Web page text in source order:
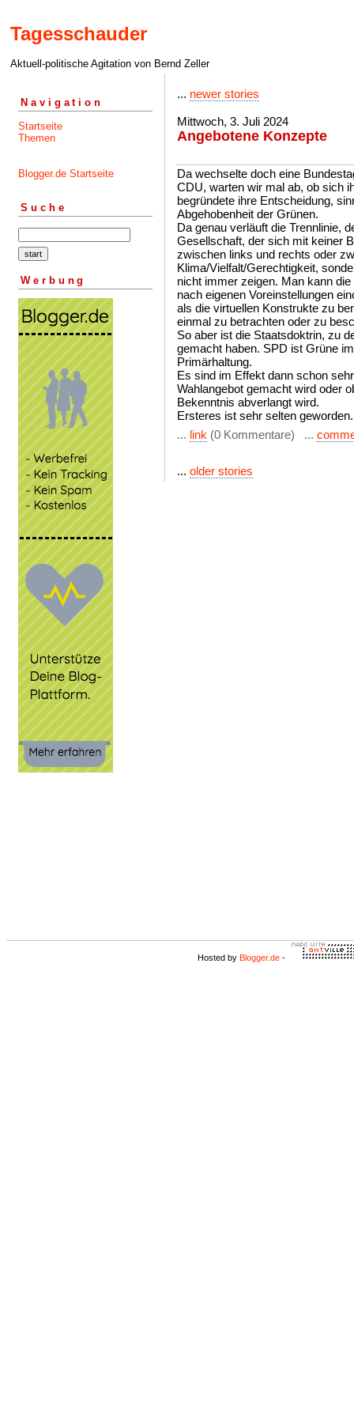
Tagesschauder
Aktuell-politische Agitation von Bernd Zeller
Navigation
Startseite
Themen
Blogger.de Startseite
Suche
Werbung
... newer stories
Mittwoch, 3. Juli 2024
Angebotene Konzepte
Da wechselte doch eine
CDU, warten wir mal ab, ob sich
begründete ihre Entscheidung,
Abgehobenheit der Grünen.
Da genau verläuft die Trennlinie,
Gesellschaft, der sich mit keiner
zwischen links und rechts oder
Klima/Vielfalt/Gerechtigkeit,
nicht immer zeigen. Man kann
nach eigenen Voreinstellungen
als die virtuellen Konstrukte zu
einmal zu betrachten oder zu
So aber ist die Staatsdoktrin, zu
gemacht haben. SPD ist Grüne
Primärhaltung.
Es sind im Effekt dann schon
Wahlangebot gemacht wird oder
Bekenntnis abverlangt wird.
Ersteres ist sehr selten geworden.
... link (0 Kommentare) ...
... older stories
Hosted by Blogger.de -